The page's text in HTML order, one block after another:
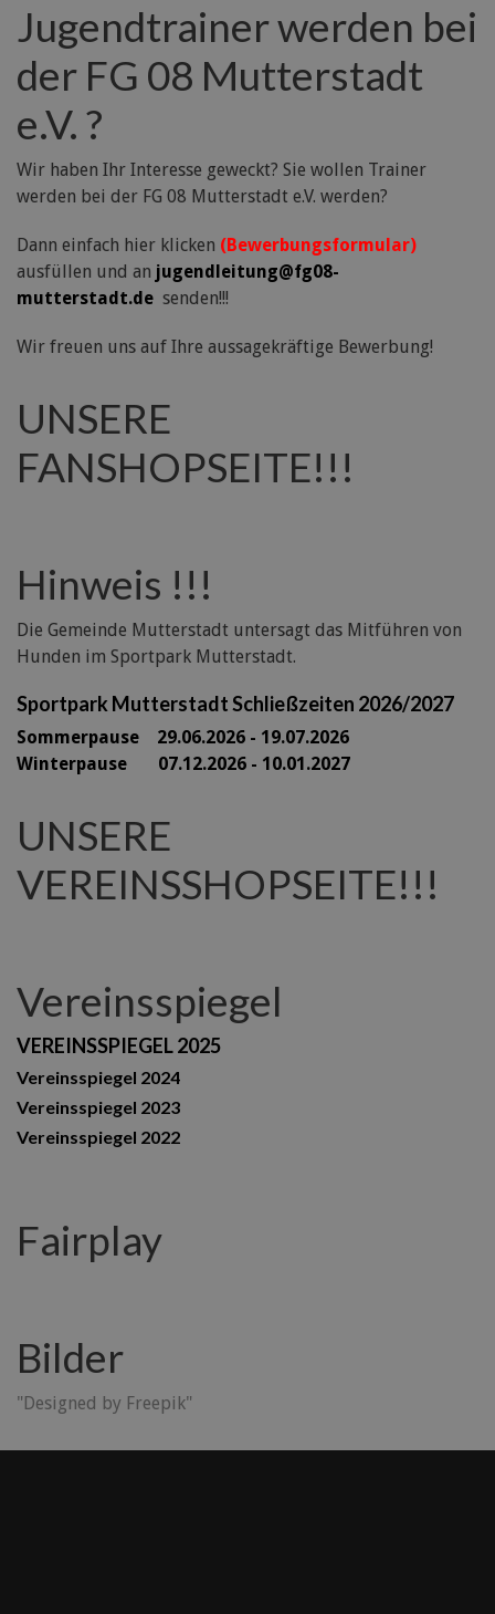
Jugendtrainer werden bei
der FG 08 Mutterstadt
e.V. ?
Wir haben Ihr Interesse geweckt? Sie wollen Trainer
werden bei der FG 08 Mutterstadt e.V. werden?
Dann einfach hier klicken (Bewerbungsformular)
ausfüllen und an jugendleitung@fg08-
mutterstadt.de senden!!!
Wir freuen uns auf Ihre aussagekräftige Bewerbung!
UNSERE
FANSHOPSEITE!!!
Hinweis !!!
Die Gemeinde Mutterstadt untersagt das Mitführen von
Hunden im Sportpark Mutterstadt.
Sportpark Mutterstadt Schließzeiten 2026/2027
Sommerpause 29.06.2026 - 19.07.2026
Winterpause 07.12.2026 - 10.01.2027
UNSERE
VEREINSSHOPSEITE!!!
Vereinsspiegel
VEREINSSPIEGEL 2025
Vereinsspiegel 2024
Vereinsspiegel 2023
Vereinsspiegel 2022
Fairplay
Bilder
"Designed by Freepik"